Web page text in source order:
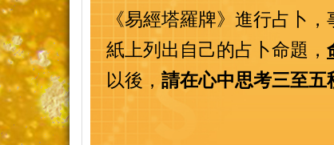
《易經塔羅牌》進行占卜
紙上列出自己的占卜命題，
以後， 請在心中思考三至五